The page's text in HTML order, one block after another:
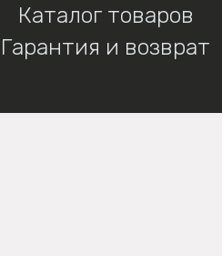
Каталог товаров
Гарантия и возврат